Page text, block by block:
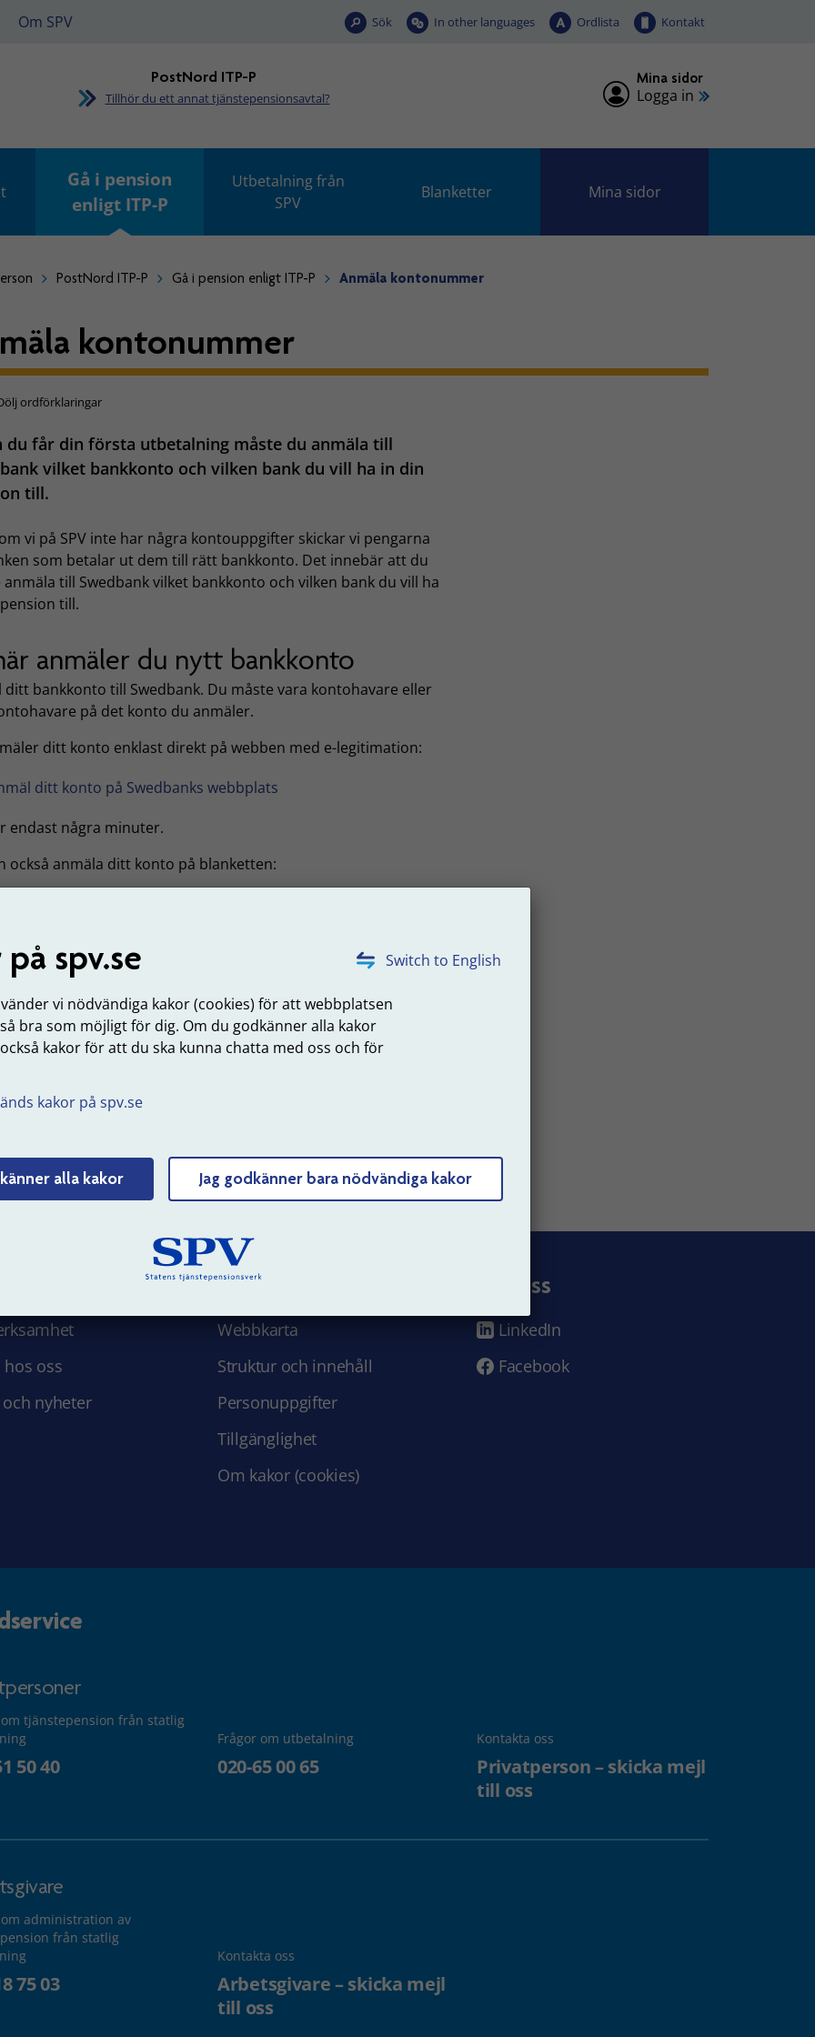
Switch to English
spv.se
vi nödvändiga kakor (cookies) för att webbplatsen
bra som möjligt för dig. Om du godkänner alla kakor
kakor för att du ska kunna chatta med oss och för
kakor på spv.se
alla kakor Jag godkänner bara nödvändiga kakor
Om SPV Sök In other languages Ordlista Kontakt
PostNord ITP-P
Tillhör du ett annat tjänstepensionsavtal?
Mina sidor
Logga in
Gå i pension
enligt ITP-P
Utbetalning från
SPV
Blanketter Mina sidor
PostNord ITP-P Gå i pension enligt ITP-P Anmäla kontonummer
kontonummer
ordförklaringar
du får din första utbetalning måste du anmäla till
vilket bankkonto och vilken bank du vill ha in din
till.
vi på SPV inte har några kontouppgifter skickar vi pengarna
som betalar ut dem till rätt bankkonto. Det innebär att du
anmäla till Swedbank vilket bankkonto och vilken bank du vill ha
till.
anmäler du nytt bankkonto
ditt bankkonto till Swedbank. Du måste vara kontohavare eller
på det konto du anmäler.
ditt konto enklast direkt på webben med e-legitimation:
ditt konto på Swedbanks webbplats
endast några minuter.
också anmäla ditt konto på blanketten:
frågor om kontoanmälan ska du kontakta Swedbank på 08-
00.
du inte anmält ditt konto
inte har uppgifter om ditt kontonummer får du din
på ett utbetalningskort.
2024-11-19
Tyck till om sidans innehåll
hos oss
och nyheter
Om webbplatsen
Webbkarta
Struktur och innehåll
Personuppgifter
Tillgänglighet
Om kakor (cookies)
Följ oss
LinkedIn
Facebook
om tjänstepension från statlig
50 40
Frågor om utbetalning
020-65 00 65
Kontakta oss
Privatperson – skicka mejl
till oss
administration av
från statlig
75 03
Kontakta oss
Arbetsgivare – skicka mejl
till oss